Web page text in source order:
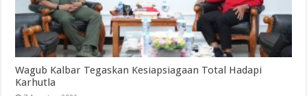
Wagub Kalbar Tegaskan Kesiapsiagaan Total Hadapi
Karhutla